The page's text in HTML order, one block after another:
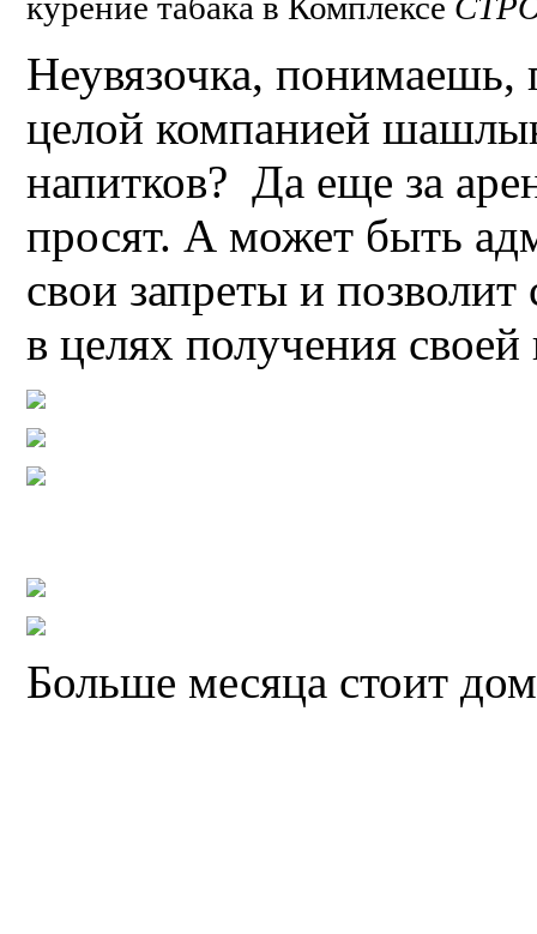
Неувязочка, понимаешь,
целой компанией
напитков? Да еще за
просят. А может быть
свои запреты и
в целях получения
Больше месяца стоит